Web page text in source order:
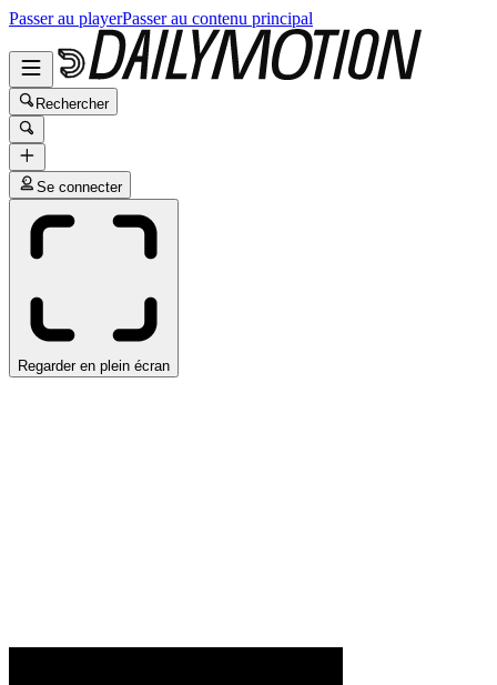
Passer au playerPasser au contenu principal
Rechercher
Se connecter
Regarder en plein écran